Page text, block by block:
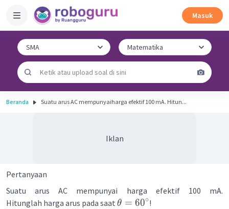
Masuk
Beranda Suatu arus AC mempunyaiharga efektif 100 mA. Hitun...
Iklan
Pertanyaan
Suatu arus AC mempunyai harga efektif 100 mA.
Hitunglah harga arus pada saat θ = 60∘!